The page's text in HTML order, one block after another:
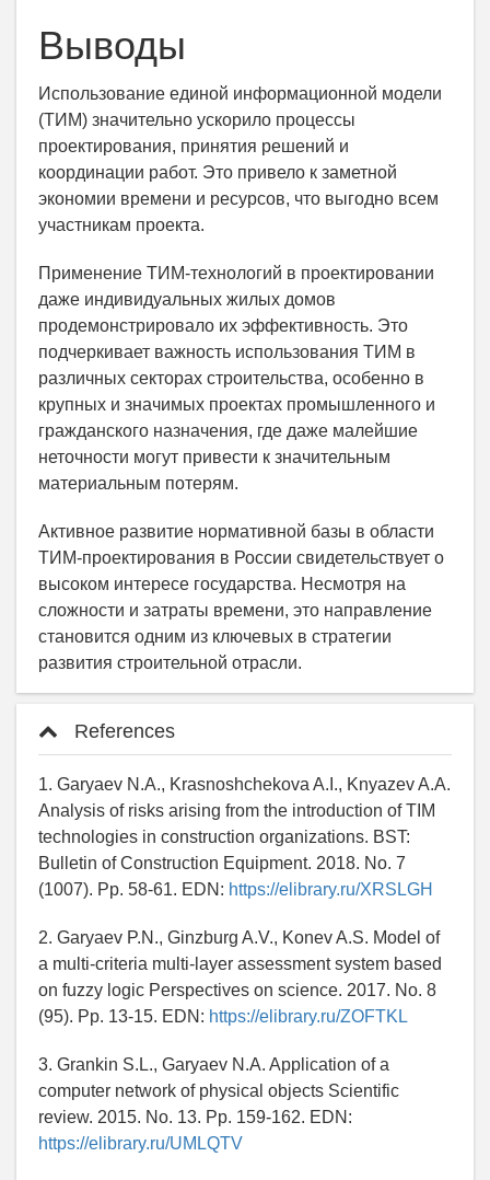
Выводы
Использование единой информационной модели
(ТИМ) значительно ускорило процессы
проектирования, принятия решений и
координации работ. Это привело к заметной
экономии времени и ресурсов, что выгодно всем
участникам проекта.
Применение ТИМ-технологий в проектировании
даже индивидуальных жилых домов
продемонстрировало их эффективность. Это
подчеркивает важность использования ТИМ в
различных секторах строительства, особенно в
крупных и значимых проектах промышленного и
гражданского назначения, где даже малейшие
неточности могут привести к значительным
материальным потерям.
Активное развитие нормативной базы в области
ТИМ-проектирования в России свидетельствует о
высоком интересе государства. Несмотря на
сложности и затраты времени, это направление
становится одним из ключевых в стратегии
развития строительной отрасли.
References
1. Garyaev N.A., Krasnoshchekova A.I., Knyazev A.A.
Analysis of risks arising from the introduction of TIM
technologies in construction organizations. BST:
Bulletin of Construction Equipment. 2018. No. 7
(1007). Pp. 58-61. EDN: https://elibrary.ru/XRSLGH
2. Garyaev P.N., Ginzburg A.V., Konev A.S. Model of
a multi-criteria multi-layer assessment system based
on fuzzy logic Perspectives on science. 2017. No. 8
(95). Pp. 13-15. EDN: https://elibrary.ru/ZOFTKL
3. Grankin S.L., Garyaev N.A. Application of a
computer network of physical objects Scientific
review. 2015. No. 13. Pp. 159-162. EDN:
https://elibrary.ru/UMLQTV